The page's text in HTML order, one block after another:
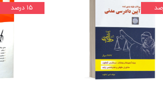
۱۵ درصد